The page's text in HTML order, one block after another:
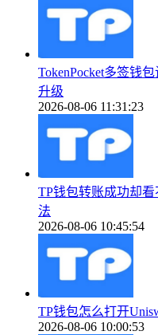
TokenPocket多签钱
升级
2026-08-06 11:31:23
TP钱包转账成功却
法
2026-08-06 10:45:54
TP钱包怎么打开
2026-08-06 10:00:53